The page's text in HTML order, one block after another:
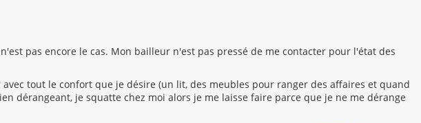
pas encore le cas. Mon bailleur n'est pas pressé de me contacter pour l'état des
tout le confort que je désire (un lit, des meubles pour ranger des affaires et quand
dérangeant, je squatte chez moi alors je me laisse faire parce que je ne me dérange